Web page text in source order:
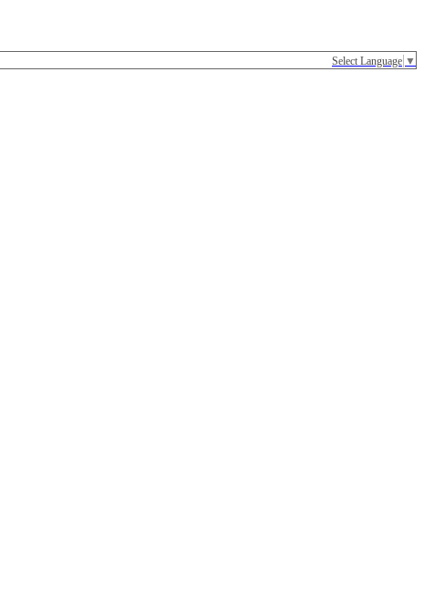
Select Language ▼